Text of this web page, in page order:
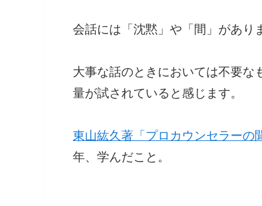
会話には「沈黙」や「間」があり
大事な話のときにおいては不要な
量が試されていると感じます。
東山紘久著「プロカウンセラーの
年、学んだこと。